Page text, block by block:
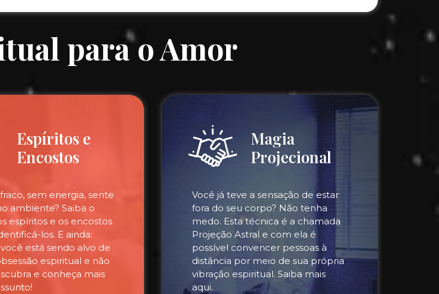
para o Amor
Espíritos e
Encostos
sem energia, sente
ambiente? Saiba o
espíritos e os encostos
los. E ainda:
está sendo alvo de
espiritual e não
e conheça mais
Magia
Projecional
Você já teve a sensação de estar
fora do seu corpo? Não tenha
medo. Esta técnica é a chamada
Projeção Astral e com ela é
possível convencer pessoas à
distância por meio de sua própria
vibração espiritual. Saiba mais
aqui.